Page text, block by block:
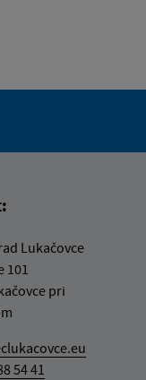
Lukačovce
101
pri
54 41